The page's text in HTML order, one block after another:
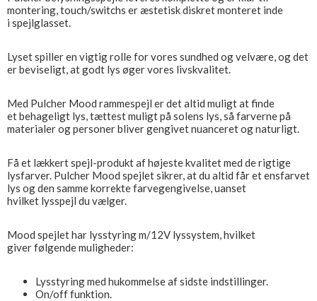
montering, touch/switchs er æstetisk diskret monteret inde
i spejlglasset.
Lyset spiller en vigtig rolle for vores sundhed og velvære, og det
er beviseligt, at godt lys øger vores livskvalitet.
Med Pulcher Mood rammespejl er det altid muligt at finde
et behageligt lys, tættest muligt på solens lys, så farverne på
materialer og personer bliver gengivet nuanceret og naturligt.
Få et lækkert spejl-produkt af højeste kvalitet med de rigtige
lysfarver. Pulcher Mood spejlet sikrer, at du altid får et ensfarvet
lys og den samme korrekte farvegengivelse, uanset
hvilket lysspejl du vælger.
Mood spejlet har lysstyring m/12V lyssystem, hvilket
giver følgende muligheder:
Lysstyring med hukommelse af sidste indstillinger.
On/off funktion.